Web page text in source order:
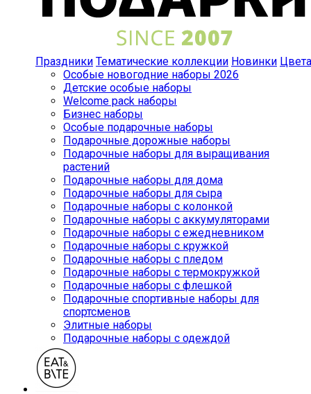
Праздники Тематические коллекции Новинки Цвета
Особые новогодние наборы 2026
Детские особые наборы
Welcome pack наборы
Бизнес наборы
Особые подарочные наборы
Подарочные дорожные наборы
Подарочные наборы для выращивания
растений
Подарочные наборы для дома
Подарочные наборы для сыра
Подарочные наборы с колонкой
Подарочные наборы с аккумуляторами
Подарочные наборы с ежедневником
Подарочные наборы с кружкой
Подарочные наборы с пледом
Подарочные наборы с термокружкой
Подарочные наборы с флешкой
Подарочные спортивные наборы для
спортсменов
Элитные наборы
Подарочные наборы с одеждой